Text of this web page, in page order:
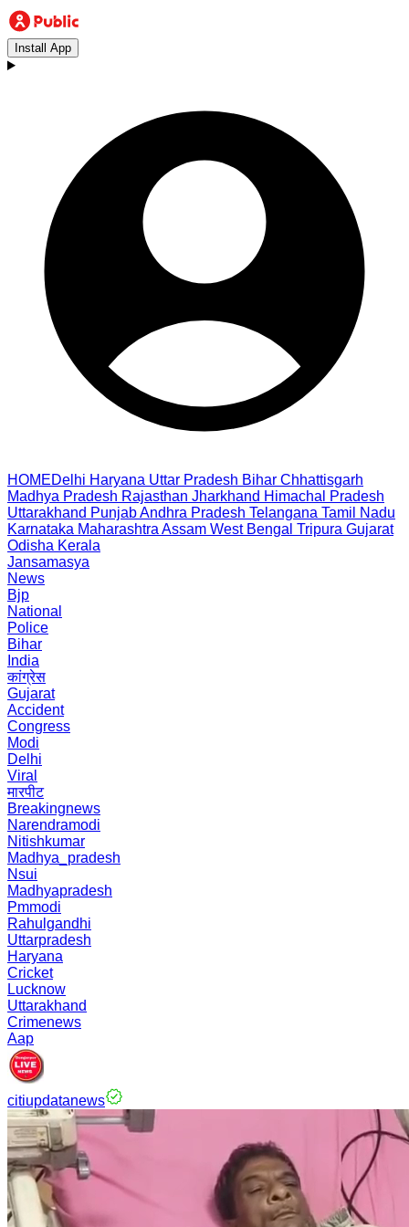
Install App
HOMEDelhi Haryana Uttar Pradesh Bihar Chhattisgarh
Madhya Pradesh Rajasthan Jharkhand Himachal Pradesh
Uttarakhand PunjabAndhra Pradesh Telangana Tamil Nadu
Karnataka Maharashtra Assam West Bengal Tripura Gujarat
Odisha Kerala
Jansamasya
News
Bjp
National
Police
Bihar
India
कांग्रेस
Gujarat
Accident
Congress
Modi
Delhi
Viral
मारपीट
Breakingnews
Narendramodi
Nitishkumar
Madhya_pradesh
Nsui
Madhyapradesh
Pmmodi
Rahulgandhi
Uttarpradesh
Haryana
Cricket
Lucknow
Uttarakhand
Crimenews
Aap
citiupdatanews